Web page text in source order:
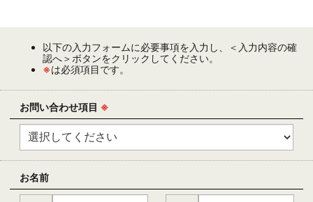
以下の入力フォームに必要事項を入力し、＜入力内容の確
認へ＞ボタンをクリックしてください。
※は必須項目です。
お問い合わせ項目 ※
お名前